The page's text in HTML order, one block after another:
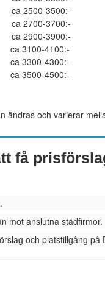
ca 2500-3500:-
ca 2700-3700:-
ca 2900-3900:-
ca 3100-4100:-
ca 3300-4300:-
ca 3500-4500:-
ändras och varierar
få
mot anslutna städfirmor.
och platstillgång på